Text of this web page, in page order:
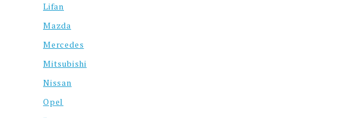
Lifan
Mazda
Mercedes
Mitsubishi
Nissan
Opel